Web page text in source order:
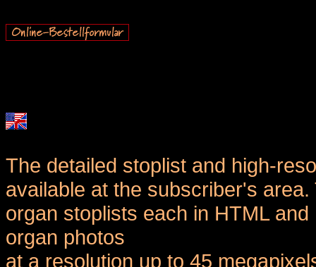
The detailed stoplist and high-
available at the subscriber's
organ stoplists each in HTML
organ photos
at a resolution up to 45